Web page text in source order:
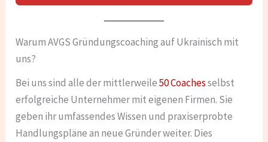
Warum AVGS Gründungscoaching auf Ukrainisch mit
uns?
Bei uns sind alle der mittlerweile50 Coachesselbst
erfolgreiche Unternehmer mit eigenen Firmen. Sie
geben ihr umfassendes Wissen und praxiserprobte
Handlungspläne an neue Gründer weiter. Dies